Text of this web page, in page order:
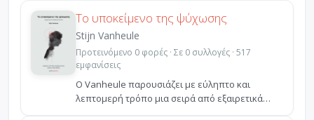
Το υποκείμενο της ψύχωσης
Stijn Vanheule
Προτεινόμενο 0 φορές · Σε 0 συλλογές · 517
εμφανίσεις
Ο Vanheule παρουσιάζει με εύληπτο και
λεπτομερή τρόπο μια σειρά από εξαιρετικά
καινοτόμες λακανικές ...